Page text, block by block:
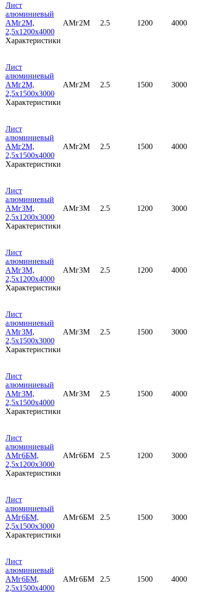
Лист
алюминиевый
АМг2М,
2,5х1200х4000
Характеристики
АМг2М 2.5 1200 4000
Лист
алюминиевый
АМг2М,
2,5х1500х3000
Характеристики
АМг2М 2.5 1500 3000
Лист
алюминиевый
АМг2М,
2,5х1500х4000
Характеристики
АМг2М 2.5 1500 4000
Лист
алюминиевый
АМг3М,
2,5х1200х3000
Характеристики
АМг3М 2.5 1200 3000
Лист
алюминиевый
АМг3М,
2,5х1200х4000
Характеристики
АМг3М 2.5 1200 4000
Лист
алюминиевый
АМг3М,
2,5х1500х3000
Характеристики
АМг3М 2.5 1500 3000
Лист
алюминиевый
АМг3М,
2,5х1500х4000
Характеристики
АМг3М 2.5 1500 4000
Лист
алюминиевый
АМг6БМ,
2,5х1200х3000
Характеристики
АМг6БМ 2.5 1200 3000
Лист
алюминиевый
АМг6БМ,
2,5х1500х3000
Характеристики
АМг6БМ 2.5 1500 3000
Лист
алюминиевый
АМг6БМ,
2,5х1500х4000
АМг6БМ 2.5 1500 4000